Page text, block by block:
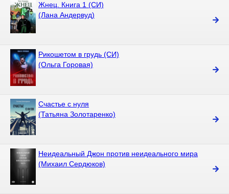
Жнец. Книга 1 (СИ)
(Лана Андервуд)
Рикошетом в грудь (СИ)
(Ольга Горовая)
Счастье с нуля
(Татьяна Золотаренко)
Неидеальный Джон против неидеального мира
(Михаил Сердюков)